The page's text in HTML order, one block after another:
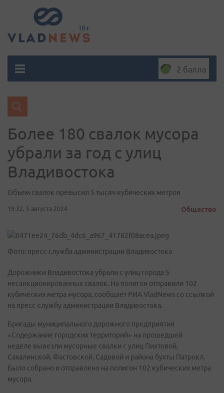
2 балла
Более 180 свалок мусора
убрали за год с улиц
Владивостока
Объем свалок превысил 5 тысяч кубических метров
19:32, 5 августа 2024 Общество
Фото: пресс-служба администрации Владивостока
Дорожники Владивостока убрали с улиц города 5
несанкционированных свалок. На полигон отправили 102
кубических метра мусора, сообщает РИА VladNews со ссылкой
на пресс-службу администрации Владивостока.
Бригады муниципального дорожного предприятия
«Содержание городских территорий» на прошедшей
неделе вывезли мусорные свалки с улиц Пихтовой,
Сахалинской, Фастовской, Садовой и района бухты Патрокл.
Было собрано и отправлено на полигон 102 кубических метра
мусора.